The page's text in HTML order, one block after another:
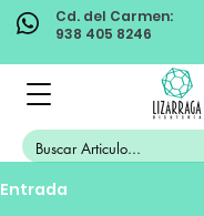
Cd. del Carmen:
938 405 8246
Entrada